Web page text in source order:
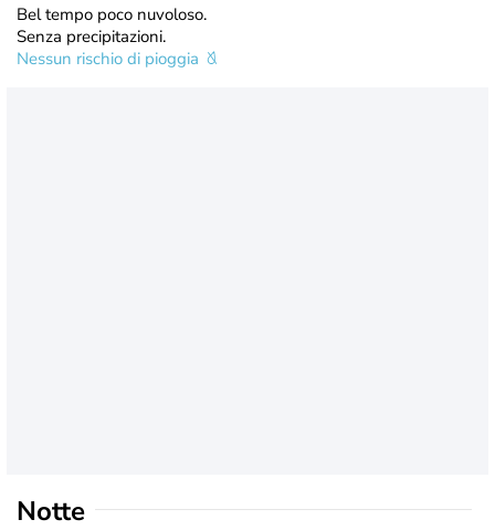
Bel tempo poco nuvoloso.
Senza precipitazioni.
Nessun rischio di pioggia
Notte